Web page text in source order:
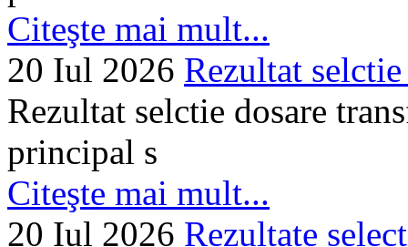
Citeşte mai mult...
20 Iul 2026 Rezultat
Rezultat selctie dosare
principal s
Citeşte mai mult...
20 Iul 2026 Rezultate